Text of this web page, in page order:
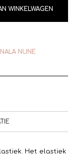
WINKELWAGEN
NALA NUNE
Het elastiek